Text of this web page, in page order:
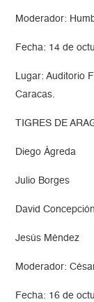
Moderador:
Fecha: 14 de
Lugar: Auditorio
Caracas.
TIGRES DE
Diego Ágreda
Julio Borges
David Concepción
Jesús Méndez
Moderador:
Fecha: 16 de